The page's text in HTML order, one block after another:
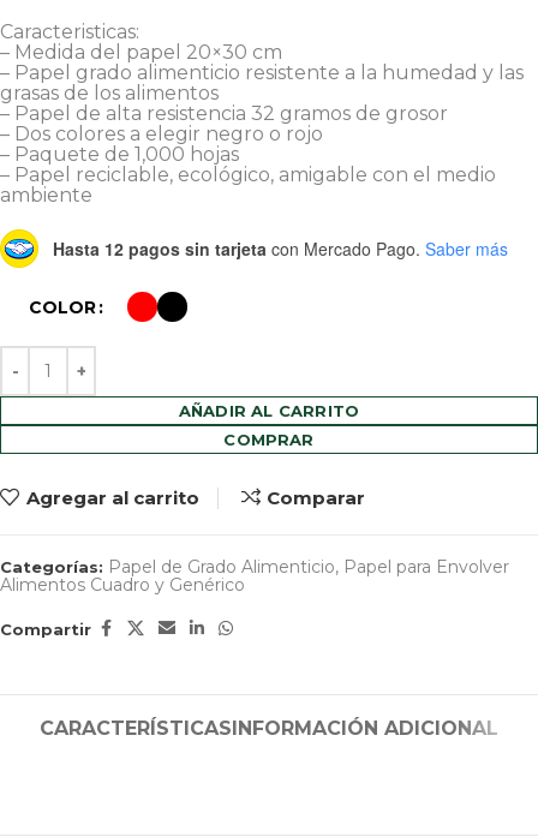
Caracteristicas:
– Medida del papel 20×30 cm
– Papel grado alimenticio resistente a la humedad y las
grasas de los alimentos
– Papel de alta resistencia 32 gramos de grosor
– Dos colores a elegir negro o rojo
– Paquete de 1,000 hojas
– Papel reciclable, ecológico, amigable con el medio
ambiente
Hasta 12 pagos sin tarjeta con Mercado Pago. Saber más
COLOR
AÑADIR AL CARRITO
COMPRAR
Agregar al carrito Comparar
Categorías: Papel de Grado Alimenticio, Papel para Envolver
Alimentos Cuadro y Genérico
Compartir
CARACTERÍSTICAS INFORMACIÓN ADICIONAL